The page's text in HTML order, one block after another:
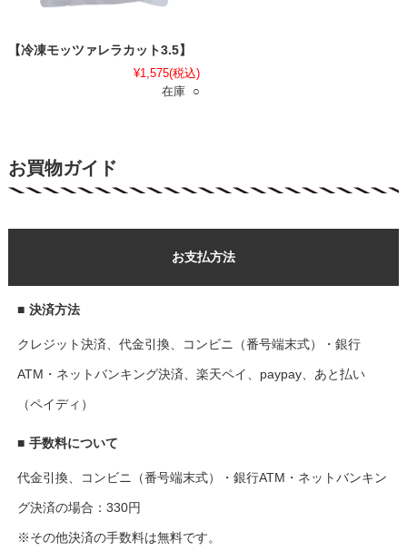
【冷凍モッツァレラカット3.5】
¥1,575(税込)
在庫 ○
お買物ガイド
お支払方法
■ 決済方法
クレジット決済、代金引換、コンビニ（番号端末式）・銀行
ATM・ネットバンキング決済、楽天ペイ、paypay、あと払い
（ペイディ）
■ 手数料について
代金引換、コンビニ（番号端末式）・銀行ATM・ネットバンキン
グ決済の場合：330円
※その他決済の手数料は無料です。